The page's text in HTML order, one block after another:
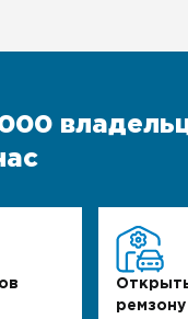
ремзону